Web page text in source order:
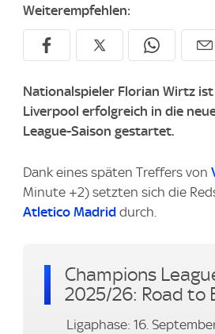
Weiterempfehlen:
Nationalspieler Florian Wirtz ist
Liverpool erfolgreich in die
League-Saison gestartet.
Dank eines späten Treffers von
Minute +2) setzten sich die
Atletico Madrid durch.
Champions
2025/26: Road to
Ligaphase: 16.